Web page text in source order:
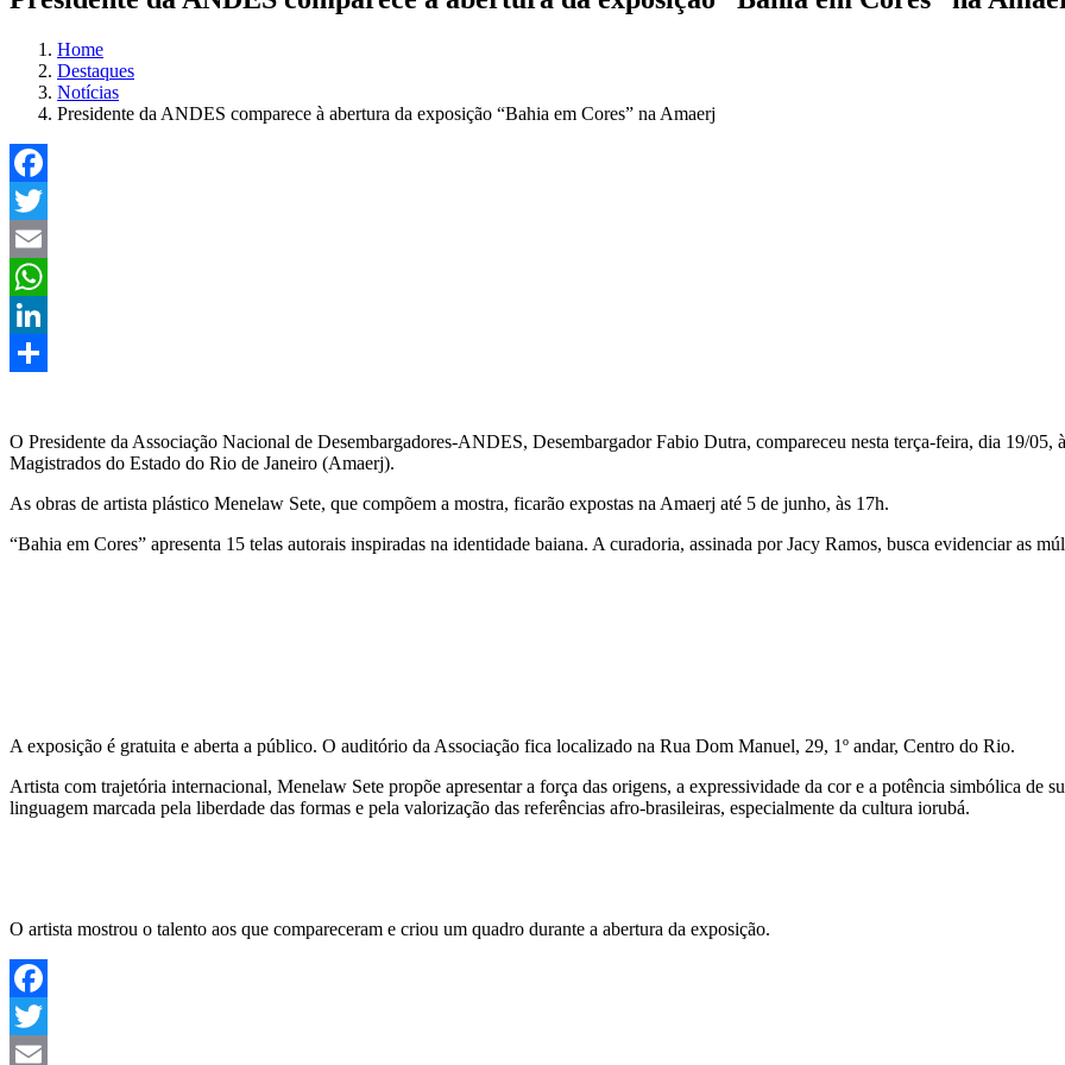
Home
Destaques
Notícias
Presidente da ANDES comparece à abertura da exposição “Bahia em Cores” na Amaerj
Facebook
Twitter
Email
WhatsApp
LinkedIn
O Presidente da Associação Nacional de Desembargadores-ANDES, Desembargador Fabio Dutra, compareceu nesta terça-feira, dia 19/05,
Magistrados do Estado do Rio de Janeiro (Amaerj).
As obras de artista plástico Menelaw Sete, que compõem a mostra, ficarão expostas na Amaerj até 5 de junho, às 17h.
“Bahia em Cores” apresenta 15 telas autorais inspiradas na identidade baiana. A curadoria, assinada por Jacy Ramos, busca evidenciar as
A exposição é gratuita e aberta a público. O auditório da Associação fica localizado na Rua Dom Manuel, 29, 1º andar, Centro do Rio.
Artista com trajetória internacional, Menelaw Sete propõe apresentar a força das origens, a expressividade da cor e a potência simbólica de
linguagem marcada pela liberdade das formas e pela valorização das referências afro-brasileiras, especialmente da cultura iorubá.
O artista mostrou o talento aos que compareceram e criou um quadro durante a abertura da exposição.
Facebook
Twitter